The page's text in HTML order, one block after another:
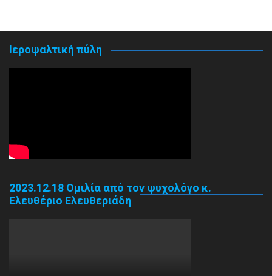
Ιεροψαλτική πύλη
2023.12.18 Ομιλία από τον ψυχολόγο κ.
Ελευθέριο Ελευθεριάδη